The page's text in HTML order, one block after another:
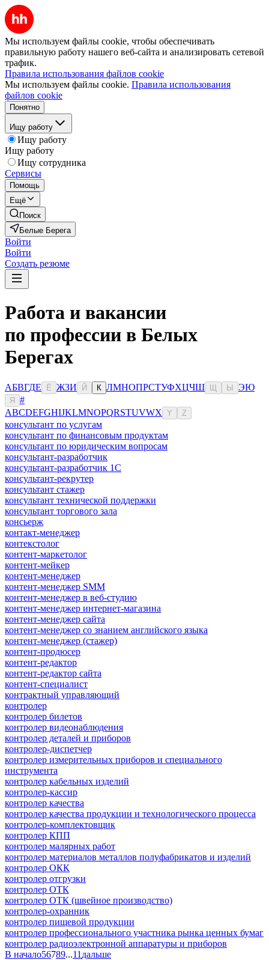
Мы используем файлы cookie, чтобы обеспечивать
правильную работу нашего веб-сайта и анализировать сетевой
трафик.
Правила использования файлов cookie
Мы используем файлы cookie. Правила использования
файлов cookie
Понятно
Ищу работу
Ищу работу
Ищу работу
Ищу сотрудника
Сервисы
Помощь
Ещё
Поиск
Белые Берега
Войти
Войти
Создать резюме
Работа и вакансии
по профессии в Белых
Берегах
АБВГДЕ Ё ЖЗИ Й К ЛМНОПРСТУФХЦЧШ Ы ЭЮ
Я
#
ABCDEFGHIJKLMNOPQRSTUVWX Y Z
консультант по услугам
консультант по финансовым продуктам
консультант по юридическим вопросам
консультант-разработчик
консультант-разработчик 1С
консультант-рекрутер
консультант стажер
консультант технической поддержки
консультант торгового зала
консьерж
контакт-менеджер
контекстолог
контент-маркетолог
контент-мейкер
контент-менеджер
контент-менеджер SMM
контент-менеджер в веб-студию
контент-менеджер интернет-магазина
контент-менеджер сайта
контент-менеджер со знанием английского языка
контент-менеджер (стажер)
контент-продюсер
контент-редактор
контент-редактор сайта
контент-специалист
контрактный управляющий
контролер
контролер билетов
контролер видеонаблюдения
контролер деталей и приборов
контролер-диспетчер
контролер измерительных приборов и специального
инструмента
контролер кабельных изделий
контролер-кассир
контролер качества
контролер качества продукции и технологического процесса
контролер-комплектовщик
контролер КПП
контролер малярных работ
контролер материалов металлов полуфабрикатов и изделий
контролер ОКК
контролер отгрузки
контролер ОТК
контролер ОТК (швейное производство)
контролер-охранник
контролер пищевой продукции
контролер профессионального участника рынка ценных бумаг
контролер радиоэлектронной аппаратуры и приборов
В начало56789...11 дальше